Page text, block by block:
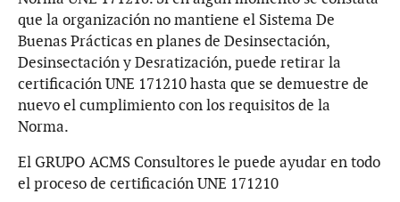
que la organización no mantiene el Sistema De
Buenas Prácticas en planes de Desinsectación,
Desinsectación y Desratización, puede retirar la
certificación UNE 171210 hasta que se demuestre de
nuevo el cumplimiento con los requisitos de la
Norma.
El GRUPO ACMS Consultores le puede ayudar en todo
el proceso de certificación UNE 171210